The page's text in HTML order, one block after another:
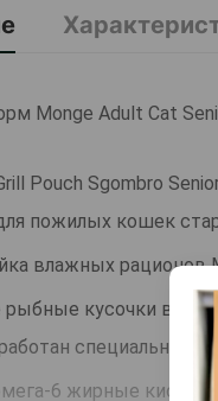
Monge Adult Cat
Pouch Sgombro
пожилых кошек
влажных рационов
кусочки в
специально
6 жирные